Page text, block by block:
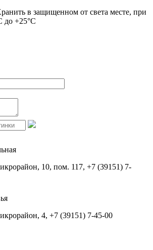
в защищенном от света месте, при
до +25°С
10, пом. 117, +7 (39151) 7-
4, +7 (39151) 7-45-00